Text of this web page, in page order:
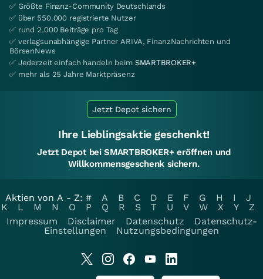
✅ Größte Finanz-Community Deutschlands
✅ über 550.000 registrierte Nutzer
✅ rund 2.000 Beiträge pro Tag
✅ verlagsunabhängige Partner ARIVA, FinanzNachrichten und
BörsenNews
✅ Jederzeit einfach handeln beim SMARTBROKER+
✅ mehr als 25 Jahre Marktpräsenz
Jetzt Depot sichern
Ihre Lieblingsaktie geschenkt!
Jetzt Depot bei SMARTBROKER+ eröffnen und
Willkommensgeschenk sichern.
Aktien von A - Z: # A B C D E F G H I
J
K
L M N O P Q R S T U V W X Y
Z
Impressum
Disclaimer Datenschutz
Datenschutz-
Einstellungen
Nutzungsbedingungen